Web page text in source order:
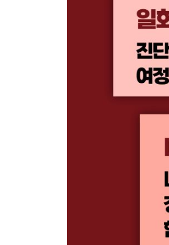
PART 9. 간암 환자의 영
63. 간암 환자인데 영양
비타민이나 유산균을
64. 홍삼이나 한약재를
65. 간암 치료에 비용이
중증질환 산정특례 제
66. 간암 환자를 위한
67. 간암 진단을 받았는
68. 간암 치료를 받고
69. 병원 치료를 받고